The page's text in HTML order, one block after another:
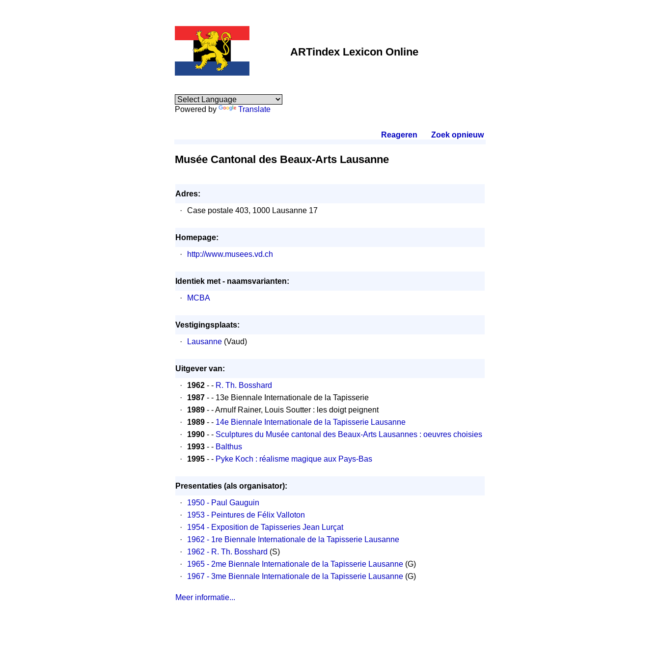
ARTindex Lexicon Online
Powered by Translate
Reageren Zoek opnieuw.
Musée Cantonal des Beaux-Arts Lausanne
Adres:
·
Case postale 403, 1000 Lausanne 17
Homepage:
·
http://www.musees.vd.ch
Identiek met - naamsvarianten:
·
MCBA
Vestigingsplaats:
·
Lausanne (Vaud)
Uitgever van:
·
1962 - - R. Th. Bosshard
·
1987 - - 13e Biennale Internationale de la Tapisserie
·
1989 - - Arnulf Rainer, Louis Soutter : les doigt peignent
·
1989 - - 14e Biennale Internationale de la Tapisserie Lausanne
·
1990 - - Sculptures du Musée cantonal des Beaux-Arts Lausannes : oeuvres choisies
·
1993 - - Balthus
·
1995 - - Pyke Koch : réalisme magique aux Pays-Bas
Presentaties (als organisator):
·
1950 - Paul Gauguin
·
1953 - Peintures de Félix Valloton
·
1954 - Exposition de Tapisseries Jean Lurçat
·
1962 - 1re Biennale Internationale de la Tapisserie Lausanne
·
1962 - R. Th. Bosshard (S)
·
1965 - 2me Biennale Internationale de la Tapisserie Lausanne (G)
·
1967 - 3me Biennale Internationale de la Tapisserie Lausanne (G)
Meer informatie...